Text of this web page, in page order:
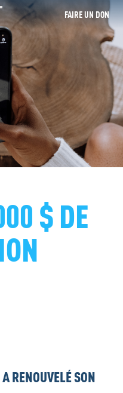
FAIRE UN DON
$ DE
RENOUVELÉ SON